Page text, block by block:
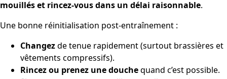
mouillés et rincez-vous dans un délai raisonnable.
Une bonne réinitialisation post-entraînement :
Changezde tenue rapidement (surtout brassières et
vêtements compressifs).
Rincez ou prenez une douchequand c’est possible.